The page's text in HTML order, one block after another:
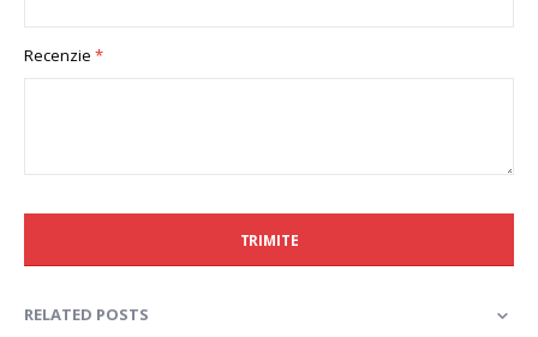
Recenzie
TRIMITE
RELATED POSTS